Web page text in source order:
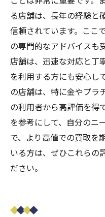
る店舗は、長年の経験と
信頼されています。ここ
の専門的なアドバイスも
店舗は、迅速な対応と丁
を利用する方にも安心し
の店舗は、特に金やプラ
の利用者から高評価を得
を参考にして、自分のニ
で、より高値での買取を
いる方は、ぜひこれらの
ださい。